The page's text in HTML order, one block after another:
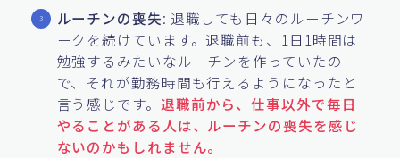
ルーチンの喪失: 退職しても日々のルーチンワ
ークを続けています。退職前も、1日1時間は
勉強するみたいなルーチンを作っていたの
で、それが勤務時間も行えるようになったと
言う感じです。 退職前から、仕事以外で毎日
やることがある人は、ルーチンの喪失を感じ
ないのかもしれません。